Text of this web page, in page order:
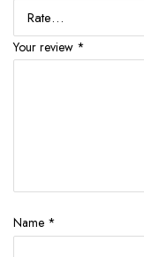
Your review *
Name *